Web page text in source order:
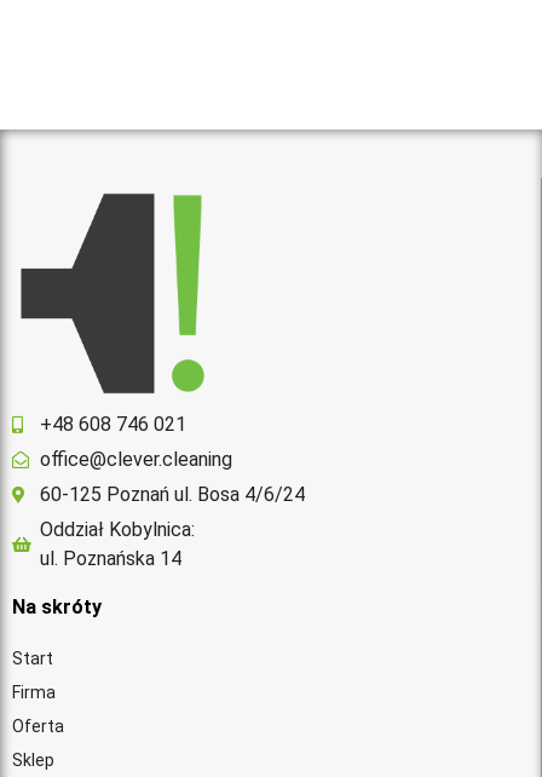
+48 608 746 021
office@clever.cleaning
60-125 Poznań ul. Bosa 4/6/24
Oddział Kobylnica:
ul. Poznańska 14
Na skróty
Start
Firma
Oferta
Sklep